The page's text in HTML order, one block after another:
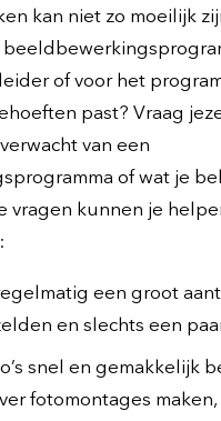
kan niet zo moeilijk
of voor het
past? Vraag
van een
of wat je
vragen kunnen je
een groot
en slechts een
snel en gemakkelijk
fotomontages